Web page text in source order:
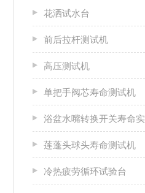
花洒试水台
前后拉杆测试机
高压测试机
单把手阀芯寿命测试机
浴盆水嘴转换开关寿命实验机
莲蓬头球头寿命测试机
冷热疲劳循环试验台